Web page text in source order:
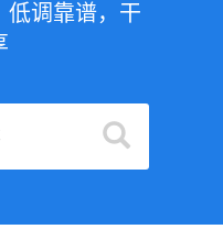
低调靠谱，干